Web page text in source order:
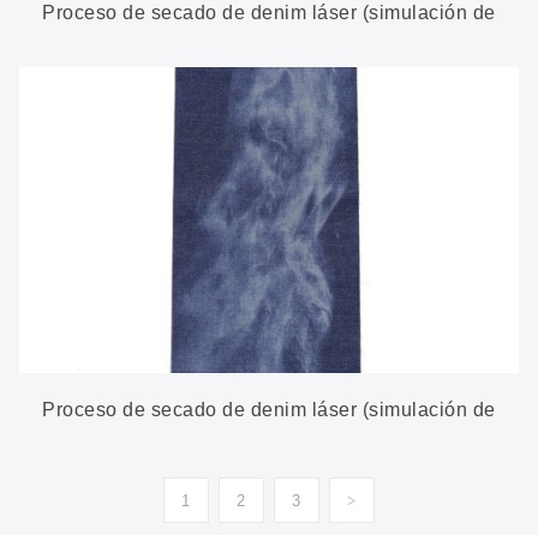
Proceso de secado de denim láser (simulación de
Proceso de secado de denim láser (simulación de
1 2 3 >